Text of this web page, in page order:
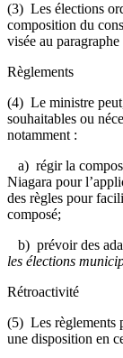
(3) Les élections
composition du
visée au
Règlements
(4) Le ministre
souhaitables ou
notamment :
a) régir la
Niagara pour
des règles pour
composé;
b) prévoir des
les élections
Rétroactivité
(5) Les règlements
une disposition en